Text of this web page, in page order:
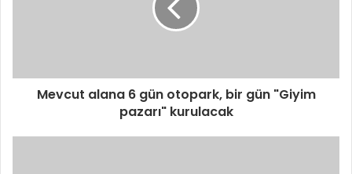
Mevcut alana 6 gün otopark, bir gün "Giyim
pazarı" kurulacak